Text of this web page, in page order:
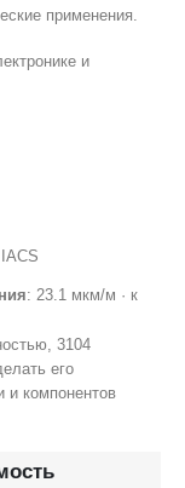
применения.
и
: 23.1 мкм/м · к
3104
его
и компонентов